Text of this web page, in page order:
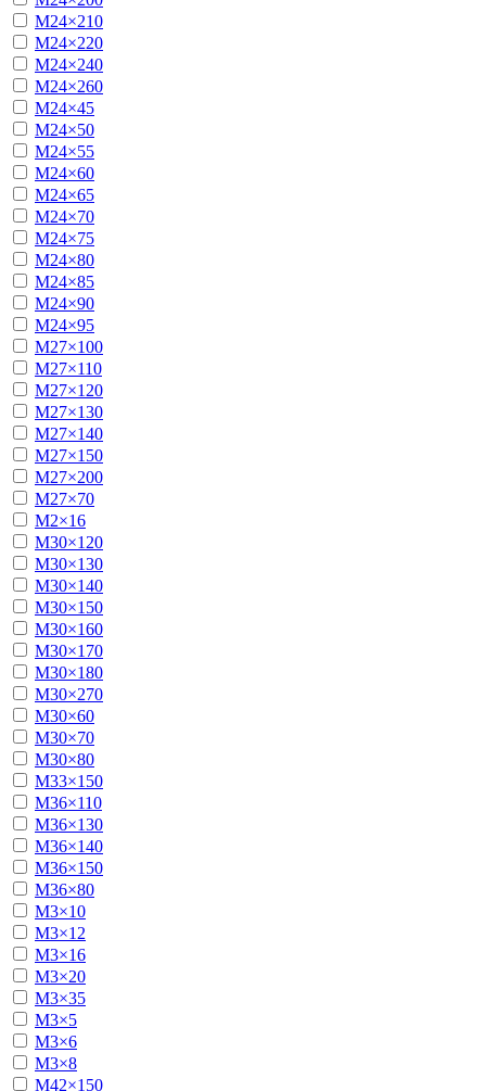
М24×210
М24×220
М24×240
М24×260
М24×45
М24×50
М24×55
М24×60
М24×65
М24×70
М24×75
М24×80
М24×85
М24×90
М24×95
М27×100
М27×110
М27×120
М27×130
М27×140
М27×150
М27×200
М27×70
М2×16
М30×120
М30×130
М30×140
М30×150
М30×160
М30×170
М30×180
М30×270
М30×60
М30×70
М30×80
М33×150
М36×110
М36×130
М36×140
М36×150
М36×80
М3×10
М3×12
М3×16
М3×20
М3×35
М3×5
М3×6
М3×8
М42×150